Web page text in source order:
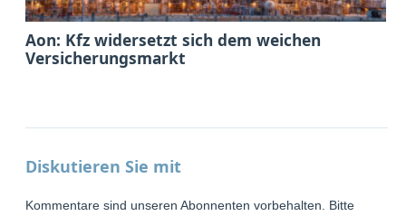
Aon: Kfz widersetzt sich dem weichen
Versicherungsmarkt
Diskutieren Sie mit
Kommentare sind unseren Abonnenten vorbehalten. Bitte